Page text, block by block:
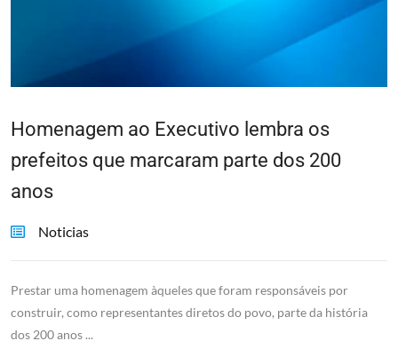
Homenagem ao Executivo lembra os
prefeitos que marcaram parte dos 200
anos
Noticias
Prestar uma homenagem àqueles que foram responsáveis por
construir, como representantes diretos do povo, parte da história
dos 200 anos ...